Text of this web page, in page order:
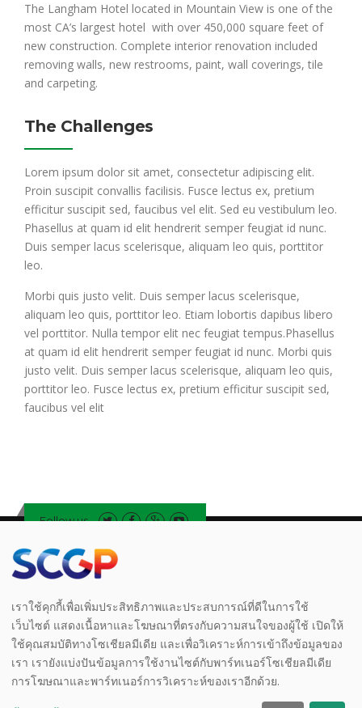
The Langham Hotel located in Mountain View is one of the
most CA’s largest hotel with over 450,000 square feet of
new construction. Complete interior renovation included
removing walls, new restrooms, paint, wall coverings, tile
and carpeting.
The Challenges
Lorem ipsum dolor sit amet, consectetur adipiscing elit.
Proin suscipit convallis facilisis. Fusce lectus ex, pretium
efficitur suscipit sed, faucibus vel elit. Sed eu vestibulum leo.
Phasellus at quam id elit hendrerit semper feugiat id nunc.
Duis semper lacus scelerisque, aliquam leo quis, porttitor
leo.
Morbi quis justo velit. Duis semper lacus scelerisque,
aliquam leo quis, porttitor leo. Etiam lobortis dapibus libero
vel porttitor. Nulla tempor elit nec feugiat tempus.Phasellus
at quam id elit hendrerit semper feugiat id nunc. Morbi quis
justo velit. Duis semper lacus scelerisque, aliquam leo quis,
porttitor leo. Fusce lectus ex, pretium efficitur suscipit sed,
faucibus vel elit
Follow us
Legal|Privacy Notice
Copyright © 2024 Prepack Thailnad Co., Ltd. - Designed by
เราใช้คุกกี้เพื่อเพิ่มประสิทธิภาพและประสบการณ์ที่ดีในการใช้
เว็บไซต์ แสดงเนื้อหาและโฆษณาที่ตรงกับความสนใจของผู้ใช้ เปิดให้
ใช้คุณสมบัติทางโซเชียลมีเดีย และเพื่อวิเคราะห์การเข้าถึงข้อมูลของ
เรา เรายังแบ่งปันข้อมูลการใช้งานไซต์กับพาร์ทเนอร์โซเชียลมีเดีย
การโฆษณาและพาร์ทเนอร์การวิเคราะห์ของเราอีกด้วย.